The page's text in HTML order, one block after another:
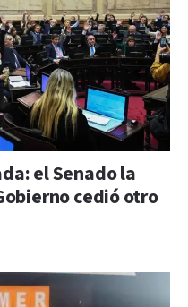
el Senado la
cedió otro